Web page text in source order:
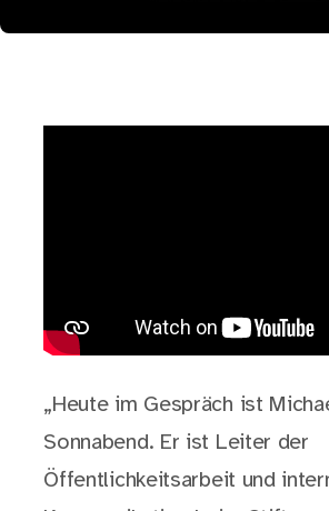
„Heute im Gespräch ist
Sonnabend. Er ist Leiter der
Öffentlichkeitsarbeit und